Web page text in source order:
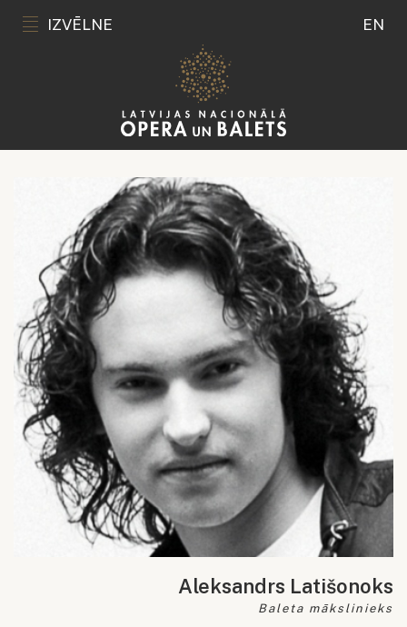
IZVĒLNE EN
Aleksandrs Latišonoks
Baleta mākslinieks